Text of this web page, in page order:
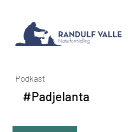
Podkast
#Padjelanta